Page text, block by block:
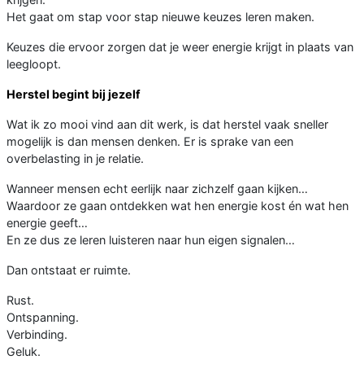
Het gaat om stap voor stap nieuwe keuzes leren maken.
Keuzes die ervoor zorgen dat je weer energie krijgt in plaats van
leegloopt.
Herstel begint bij jezelf
Wat ik zo mooi vind aan dit werk, is dat herstel vaak sneller
mogelijk is dan mensen denken. Er is sprake van een
overbelasting in je relatie.
Wanneer mensen echt eerlijk naar zichzelf gaan kijken…
Waardoor ze gaan ontdekken wat hen energie kost én wat hen
energie geeft…
En ze dus ze leren luisteren naar hun eigen signalen…
Dan ontstaat er ruimte.
Rust.
Ontspanning.
Verbinding.
Geluk.